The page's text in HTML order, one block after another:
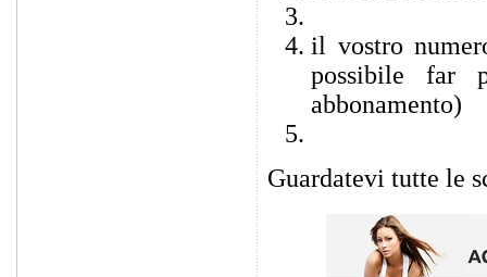
il vostro
possibile far
abbonamento)
Guardatevi tutte le